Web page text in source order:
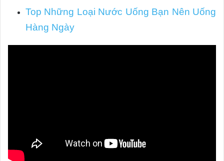
Top Những Loại Nước Uống Bạn Nên Uống
Hàng Ngày